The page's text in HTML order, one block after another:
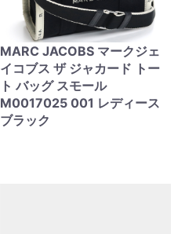
MARC JACOBS マークジェ
イコブス ザ ジャカード トー
ト バッグ スモール
M0017025 001 レディース
ブラック